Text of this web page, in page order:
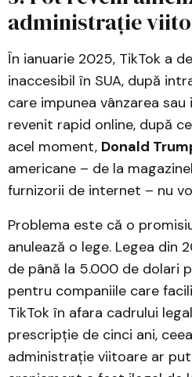
administrație
În ianuarie 2025, TikTok a
inaccesibil în SUA, după
care impunea vânzarea
revenit rapid online, după
acel moment, Donald
americane – de la
furnizorii de internet – nu
Problema este că o
anulează o lege. Legea din
de până la 5.000 de dolari
pentru companiile care
TikTok în afara cadrului
prescripție de cinci ani,
administrație viitoare ar